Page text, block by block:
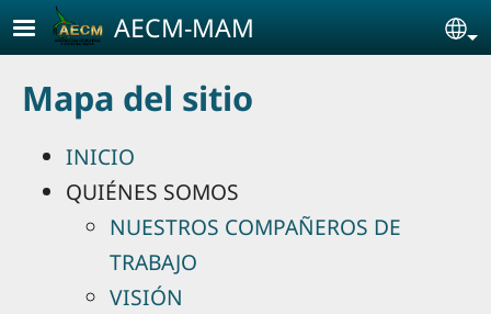
Pasar al contenido principal
AECM-MAM
Mapa del sitio
INICIO
QUIÉNES SOMOS
NUESTROS COMPAÑEROS DE
TRABAJO
VISIÓN